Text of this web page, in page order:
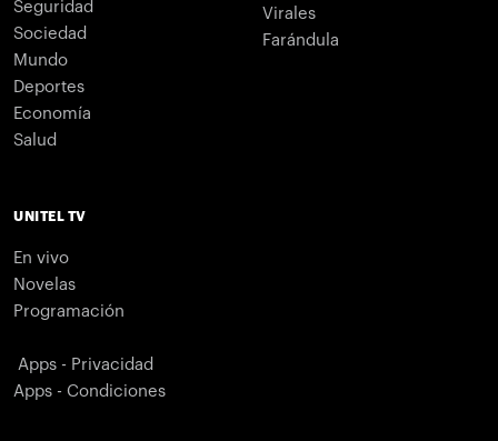
Seguridad
Sociedad
Mundo
Deportes
Economía
Salud
Virales
Farándula
UNITEL TV
En vivo
Novelas
Programación
Apps - Privacidad
Apps - Condiciones